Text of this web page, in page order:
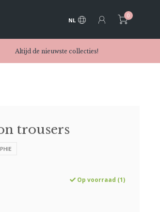
NL
0
Altijd de nieuwste collecties!
trousers
Op voorraad (1)